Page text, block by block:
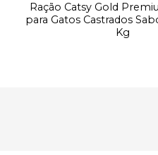
Ração Catsy Gold
para Gatos Castrados
Kg